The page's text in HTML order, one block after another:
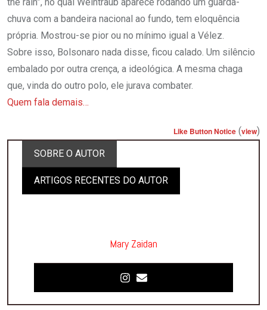
chuva com a bandeira nacional ao fundo, tem eloquência
própria. Mostrou-se pior ou no mínimo igual a Vélez.
Sobre isso, Bolsonaro nada disse, ficou calado. Um silêncio
embalado por outra crença, a ideológica. A mesma chaga
que, vinda do outro polo, ele jurava combater.
Quem fala demais…
Like Button Notice (view)
SOBRE O AUTOR
ARTIGOS RECENTES DO AUTOR
Mary Zaidan